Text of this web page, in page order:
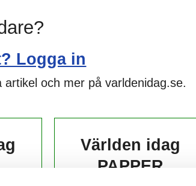
Logga in
och mer på varldenidag.se.
Världen idag
PAPPER